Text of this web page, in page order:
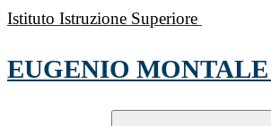
Istituto Istruzione Superiore
EUGENIO MONTALE